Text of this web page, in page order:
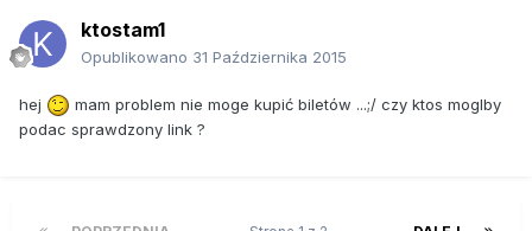
ktostam1
Opublikowano 31 Października 2015
hej
mam problem nie moge kupić biletów ...;/ czy ktos moglby
podac sprawdzony link ?